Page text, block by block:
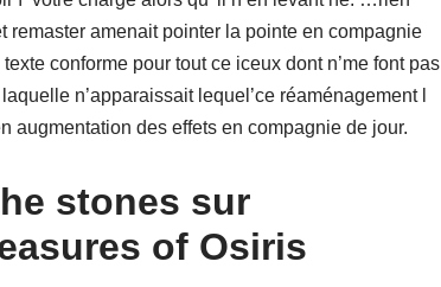
remaster amenait pointer la pointe en compagnie
conforme pour tout ce iceux dont n’me font pas
n’apparaissait lequel’ce réaménagement l
augmentation des effets en compagnie de jour.
stones sur
of Osiris